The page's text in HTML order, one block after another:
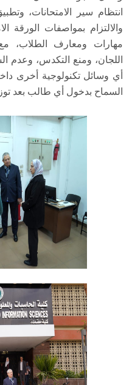
انتظام سير الامتحانات،
والالتزام بمواصفات الورقة
مهارات ومعارف الطلاب، مع
اللجان، ومنع التكدس، وعدم
أي وسائل تكنولوجية أخرى
السماح بدخول أي طالب بعد